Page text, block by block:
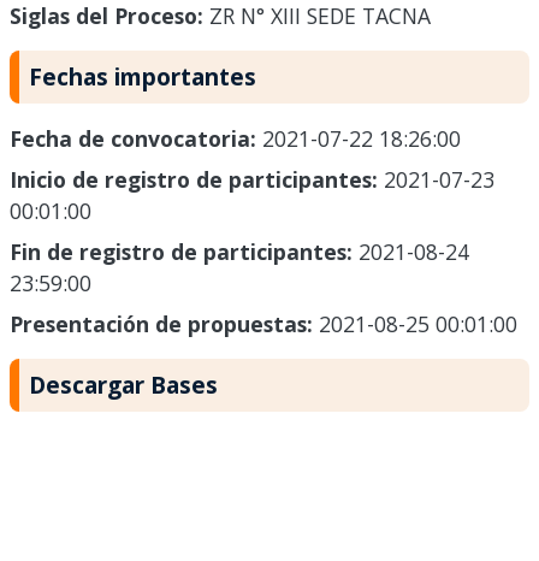
Siglas del Proceso: ZR N° XIII SEDE TACNA
Fechas importantes
Fecha de convocatoria: 2021-07-22 18:26:00
Inicio de registro de participantes: 2021-07-23
00:01:00
Fin de registro de participantes: 2021-08-24
23:59:00
Presentación de propuestas: 2021-08-25 00:01:00
Descargar Bases